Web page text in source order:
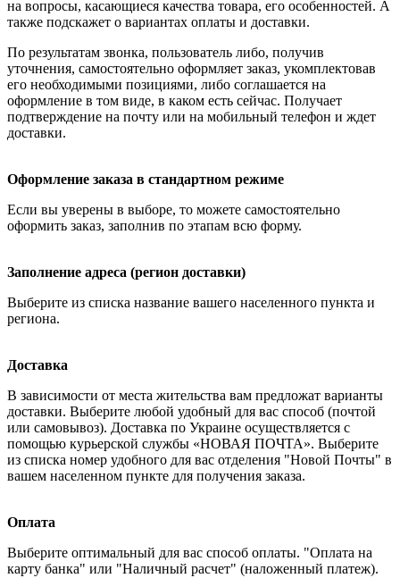
на вопросы, касающиеся качества товара, его особенностей. А
также подскажет о вариантах оплаты и доставки.
По результатам звонка, пользователь либо, получив
уточнения, самостоятельно оформляет заказ, укомплектовав
его необходимыми позициями, либо соглашается на
оформление в том виде, в каком есть сейчас. Получает
подтверждение на почту или на мобильный телефон и ждет
доставки.
Оформление заказа в стандартном режиме
Если вы уверены в выборе, то можете самостоятельно
оформить заказ, заполнив по этапам всю форму.
Заполнение адреса (регион доставки)
Выберите из списка название вашего населенного пункта и
региона.
Доставка
В зависимости от места жительства вам предложат варианты
доставки. Выберите любой удобный для вас способ (почтой
или самовывоз). Доставка по Украине осуществляется с
помощью курьерской службы «НОВАЯ ПОЧТА». Выберите
из списка номер удобного для вас отделения "Новой Почты" в
вашем населенном пункте для получения заказа.
Оплата
Выберите оптимальный для вас способ оплаты. "Оплата на
карту банка" или "Наличный расчет" (наложенный платеж).